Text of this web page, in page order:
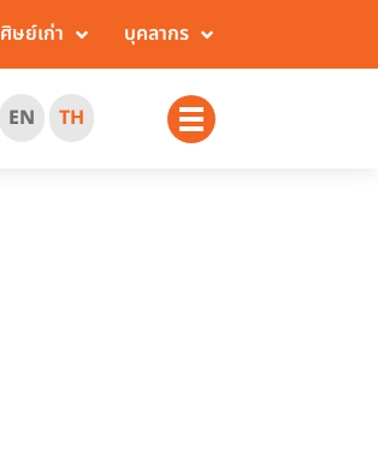
ศิษย์เก่า บุคลากร
EN TH